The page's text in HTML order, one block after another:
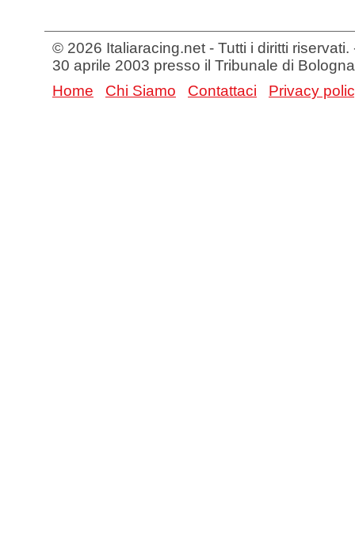
© 2026 Italiaracing.net - Tutti i diritti
30 aprile 2003 presso il Tribunale di Bologna
Home
Chi Siamo Contattaci Privacy